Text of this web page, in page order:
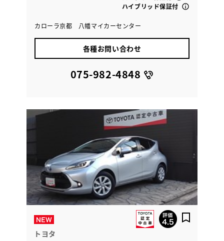
ハイブリッド保証付
カローラ京都 八幡マイカーセンター
各種お問い合わせ
075-982-4848
トヨタ